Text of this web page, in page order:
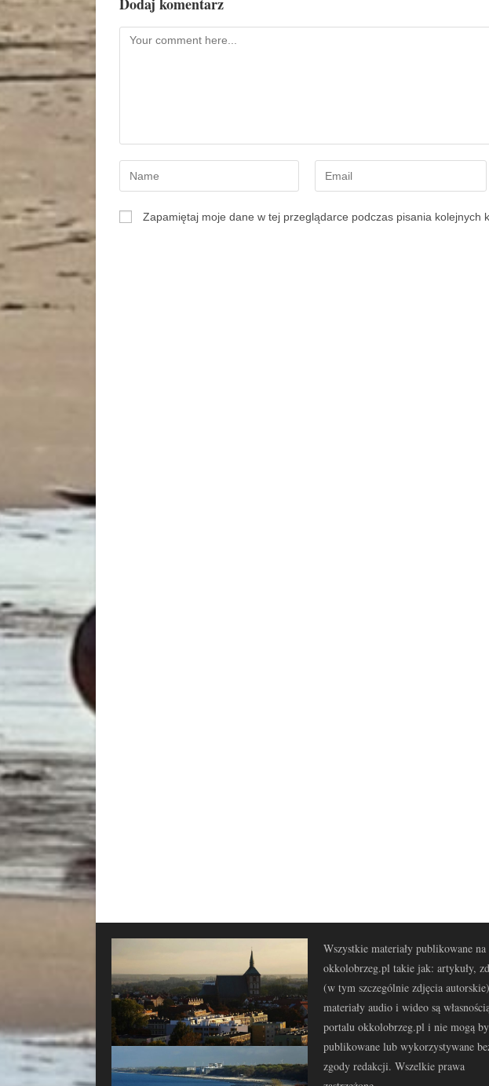
Zapamiętaj moje dane w tej przeglądarce podczas pisania kolejnych
Wszystkie materiały publikowane
okkolobrzeg.pl takie jak: artykuły,
(w tym szczególnie zdjęcia
materiały audio i wideo są
portalu okkolobrzeg.pl i nie mogą
publikowane lub wykorzystywane
zgody redakcji. Wszelkie prawa